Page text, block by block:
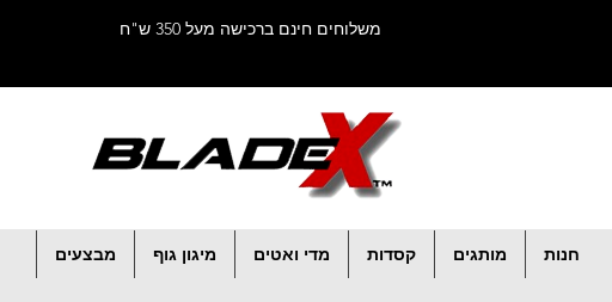
משלוחים חינם ברכישה מעל 350 ש"ח
חנות מותגים קסדות מדי ואטים מיגון גוף מבצעים